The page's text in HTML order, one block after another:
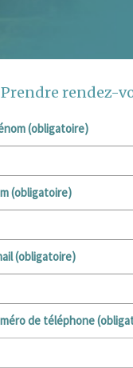
Prendre rendez-
(obligatoire)
(obligatoire)
(obligatoire)
de téléphone